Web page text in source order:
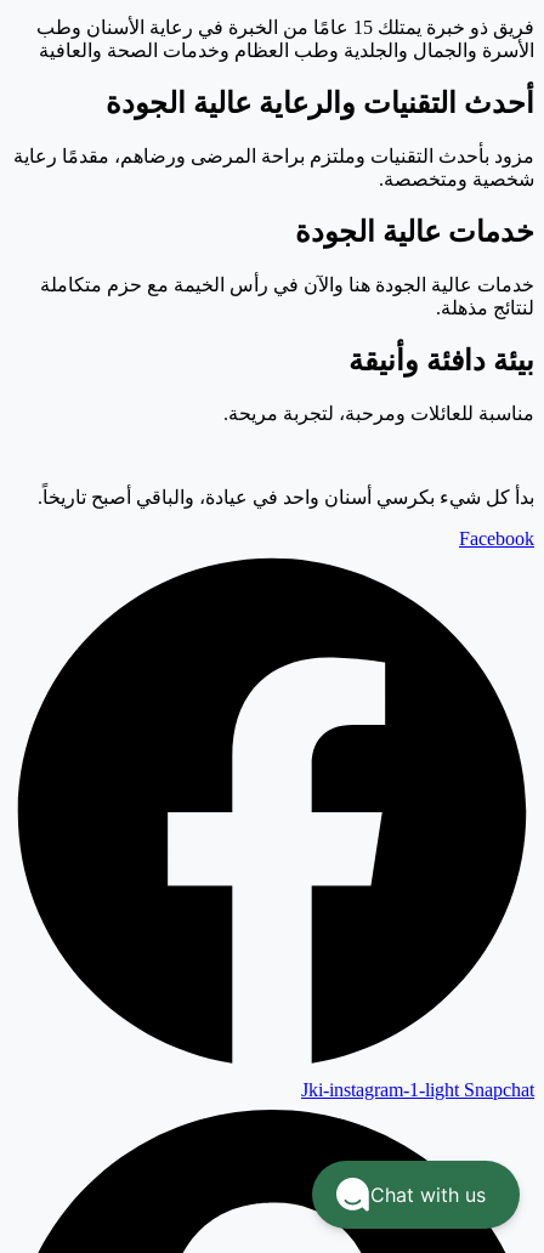
فريق ذو خبرة يمتلك 15 عامًا من الخبرة في رعاية الأسنان وطب
الأسرة والجمال والجلدية وطب العظام وخدمات الصحة والعافية
أحدث التقنيات والرعاية عالية الجودة
مزود بأحدث التقنيات وملتزم براحة المرضى ورضاهم، مقدمًا رعاية
شخصية ومتخصصة.
خدمات عالية الجودة
خدمات عالية الجودة هنا والآن في رأس الخيمة مع حزم متكاملة
لنتائج مذهلة.
بيئة دافئة وأنيقة
مناسبة للعائلات ومرحبة، لتجربة مريحة.
بدأ كل شيء بكرسي أسنان واحد في عيادة، والباقي أصبح تاريخاً.
Facebook
Jki-instagram-1-light Snapchat
Chat with us